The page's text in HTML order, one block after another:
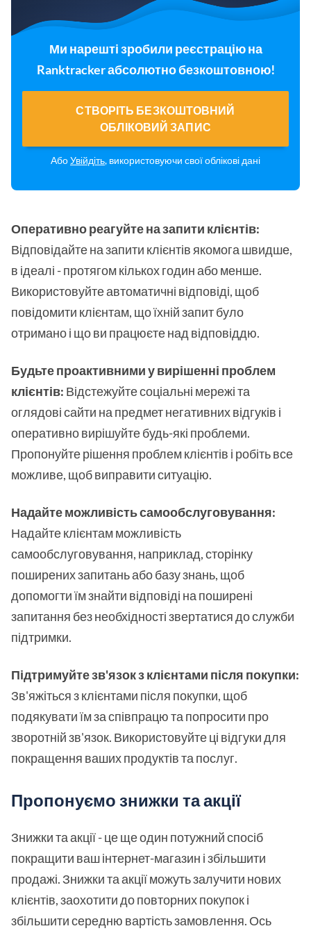
Ми нарешті зробили реєстрацію на
Ranktracker абсолютно безкоштовною!
СТВОРІТЬ БЕЗКОШТОВНИЙ
ОБЛІКОВИЙ ЗАПИС
АбоУвійдіть, використовуючи свої облікові дані
Оперативно реагуйте на запити клієнтів:
Відповідайте на запити клієнтів якомога швидше,
в ідеалі - протягом кількох годин або менше.
Використовуйте автоматичні відповіді, щоб
повідомити клієнтам, що їхній запит було
отримано і що ви працюєте над відповіддю.
Будьте проактивними у вирішенні проблем
клієнтів: Відстежуйте соціальні мережі та
оглядові сайти на предмет негативних відгуків і
оперативно вирішуйте будь-які проблеми.
Пропонуйте рішення проблем клієнтів і робіть все
можливе, щоб виправити ситуацію.
Надайте можливість самообслуговування:
Надайте клієнтам можливість
самообслуговування, наприклад, сторінку
поширених запитань або базу знань, щоб
допомогти їм знайти відповіді на поширені
запитання без необхідності звертатися до служби
підтримки.
Підтримуйте зв'язок з клієнтами після покупки:
Зв'яжіться з клієнтами після покупки, щоб
подякувати їм за співпрацю та попросити про
зворотній зв'язок. Використовуйте ці відгуки для
покращення ваших продуктів та послуг.
Пропонуємо знижки та акції
Знижки та акції - це ще один потужний спосіб
покращити ваш інтернет-магазин і збільшити
продажі. Знижки та акції можуть залучити нових
клієнтів, заохотити до повторних покупок і
збільшити середню вартість замовлення. Ось